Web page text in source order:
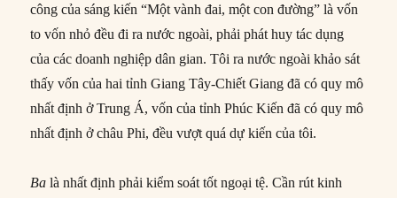
công của sáng kiến “Một vành đai, một con đường” là vốn
to vốn nhỏ đều đi ra nước ngoài, phải phát huy tác dụng
của các doanh nghiệp dân gian. Tôi ra nước ngoài khảo sát
thấy vốn của hai tỉnh Giang Tây-Chiết Giang đã có quy mô
nhất định ở Trung Á, vốn của tỉnh Phúc Kiến đã có quy mô
nhất định ở châu Phi, đều vượt quá dự kiến của tôi.
Ba là nhất định phải kiểm soát tốt ngoại tệ. Cần rút kinh